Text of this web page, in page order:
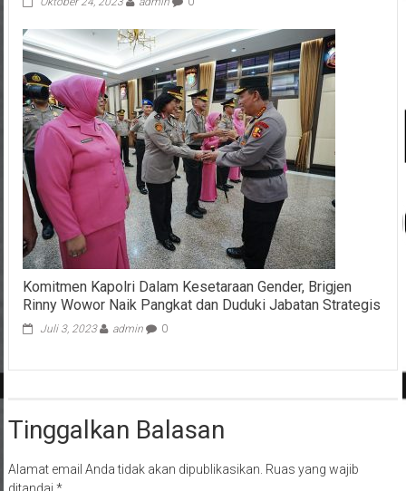
Komitmen Kapolri Dalam Kesetaraan Gender, Brigjen
Rinny Wowor Naik Pangkat dan Duduki Jabatan Strategis
Juli 3, 2023 admin 0
Tinggalkan Balasan
Alamat email Anda tidak akan dipublikasikan. Ruas yang wajib